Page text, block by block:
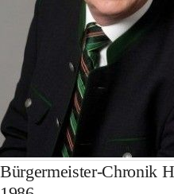
Bürgermeister-Chronik